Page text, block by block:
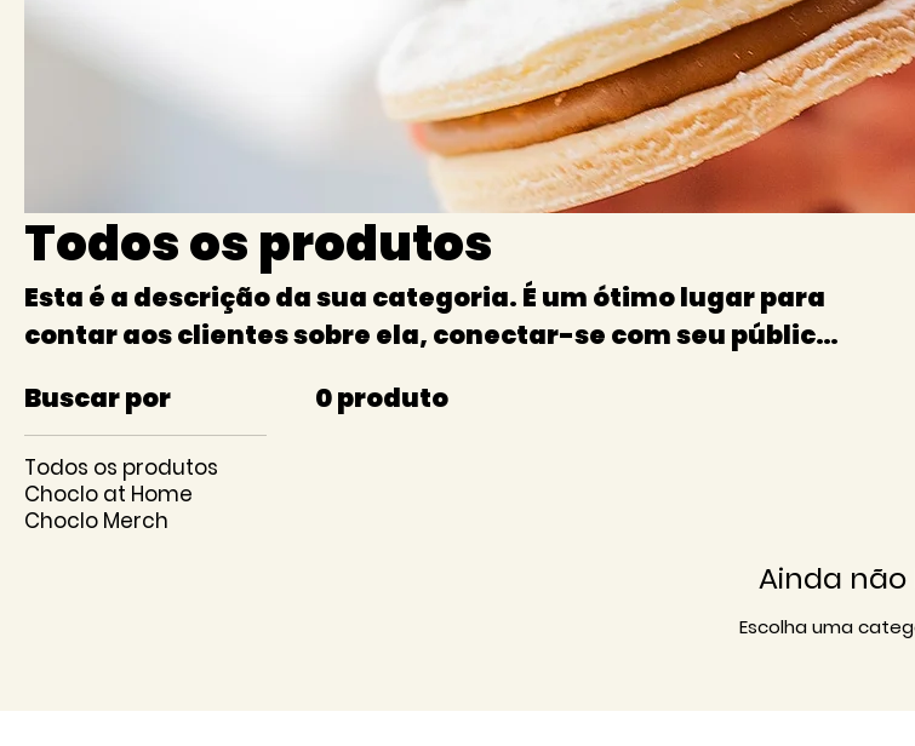
Todos os produtos
Esta é a descrição da sua categoria. É um ótimo lugar para
contar aos clientes sobre ela, conectar-se com seu público
Buscar por
Todos os produtos
Choclo at Home
Choclo Merch
0 produto
Ainda
Escolha uma